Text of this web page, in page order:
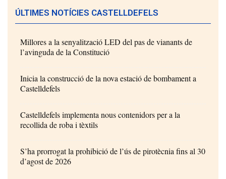
ÚLTIMES NOTÍCIES CASTELLDEFELS
Millores a la senyalització LED del pas de vianants de
l’avinguda de la Constitució
Inicia la construcció de la nova estació de bombament a
Castelldefels
Castelldefels implementa nous contenidors per a la
recollida de roba i tèxtils
S’ha prorrogat la prohibició de l’ús de pirotècnia fins al 30
d’agost de 2026